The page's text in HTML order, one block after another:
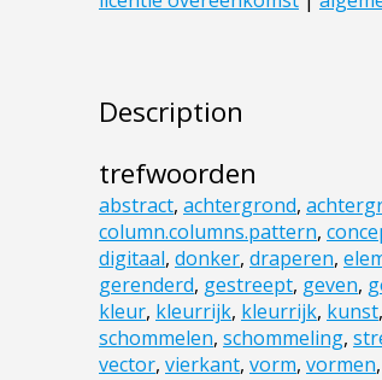
Description
trefwoorden
abstract, achtergrond,
column.columns.pattern,
digitaal, donker, draperen,
gerenderd, gestreept, geven,
kleur, kleurrijk, kleurrijk, kunst,
schommelen, schommeling,
vector, vierkant, vorm, vormen,